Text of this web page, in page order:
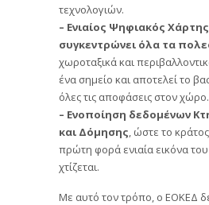
τεχνολογιών.
– Ενιαίος Ψηφιακός
συγκεντρώνει όλα τα
χωροταξικά και
ένα σημείο και αποτελεί το
όλες τις αποφάσεις στον χώρο.
– Ενοποίηση δεδομένων
και Δόμησης , ώστε το
πρώτη φορά ενιαία εικόνα
χτίζεται.
Με αυτό τον τρόπο, ο ΕΟΚΕΔ